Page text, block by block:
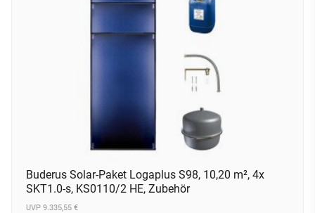
Buderus Solar-Paket Logaplus S98, 10,20 m², 4x
SKT1.0-s, KS0110/2 HE, Zubehör
UVP 9.335,55 €